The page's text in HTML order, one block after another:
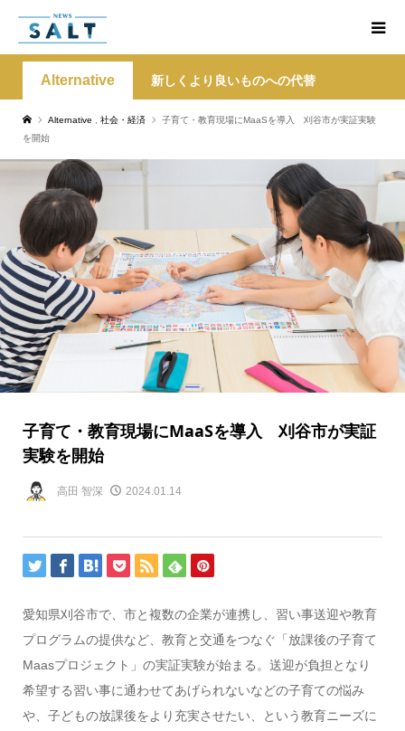
Alternative 新しくより良いものへの代替
Alternative 社会・経済
子育て・教育現場にMaaSを導入 刈谷市が実証実験
を開始
子育て・教育現場にMaaSを導入 刈谷市が実証
実験を開始
高田 智深 2024.01.14
愛知県刈谷市で、市と複数の企業が連携し、習い事送迎や教育
プログラムの提供など、教育と交通をつなぐ「放課後の子育て
Maasプロジェクト」の実証実験が始まる。送迎が負担となり
希望する習い事に通わせてあげられないなどの子育ての悩み
や、子どもの放課後をより充実させたい、という教育ニーズに